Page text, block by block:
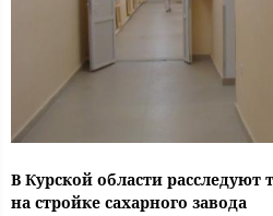
В Курской области расследуют
на стройке сахарного завода